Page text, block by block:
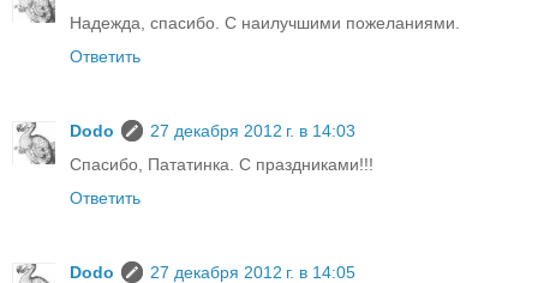
Надежда, спасибо. С наилучшими пожеланиями.
Ответить
Dodo
27 декабря 2012 г. в 14:03
Спасибо, Пататинка. С праздниками!!!
Ответить
Dodo
27 декабря 2012 г. в 14:05